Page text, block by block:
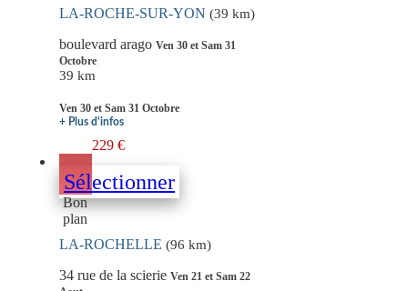
LA-ROCHE-SUR-YON (39 km)
boulevard arago Ven 30 et Sam 31
Octobre
39 km
Ven 30 et Sam 31 Octobre
+ Plus d'infos
229 €
Sélectionner
Bon
plan
LA-ROCHELLE (96 km)
34 rue de la scierie Ven 21 et Sam 22